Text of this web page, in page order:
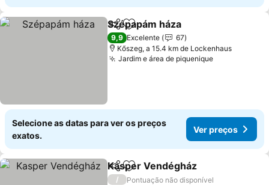
PartilharAdicionar aos favoritos
Szépapám háza
9,9 Excelente
67
Kőszeg, a 15.4 km de Lockenhaus
Jardim e área de piquenique
Selecione as datas para ver os preços
exatos.
Ver preços
PartilharAdicionar aos favoritos
Kasper Vendégház
/
Pontuação não disponível